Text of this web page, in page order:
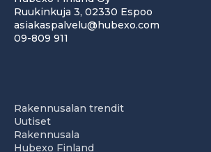
Ruukinkuja 3, 02330 Espoo
asiakaspalvelu@hubexo.com
09-809 911
Rakennusalan trendit
Uutiset
Rakennusala
Hubexo Finland